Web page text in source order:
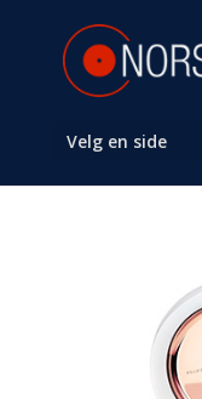
Velg en side